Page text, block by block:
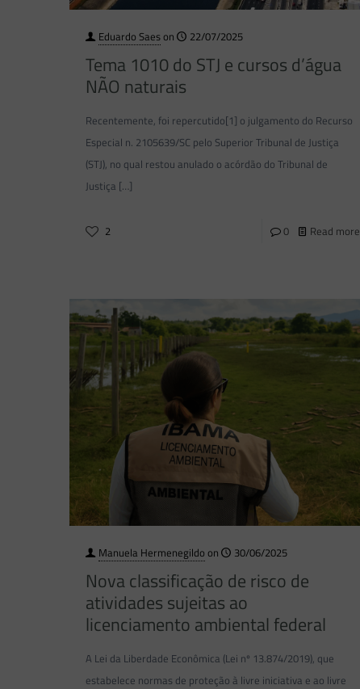
Eduardo Saeson 22/07/2025
Tema 1010 do STJ e cursos d’água
NÃO naturais
Recentemente, foi repercutido[1] o julgamento do Recurso
Especial n. 2105639/SC pelo Superior Tribunal de Justiça
(STJ), no qual restou anulado o acórdão do Tribunal de
Justiça […]
2 0 Read more
Manuela Hermenegildo on 30/06/2025
Nova classificação de risco de
atividades sujeitas ao
licenciamento ambiental federal
A Lei da Liberdade Econômica (Lei nº 13.874/2019), que
estabelece normas de proteção à livre iniciativa e ao livre